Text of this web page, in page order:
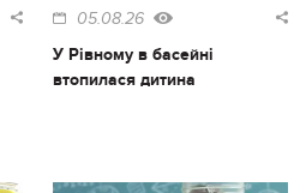
05.08.26
У Рівному в басейні
втопилася дитина